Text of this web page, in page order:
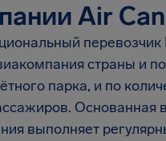
Air
страны и по
парка, и по
Основанная
выполняет